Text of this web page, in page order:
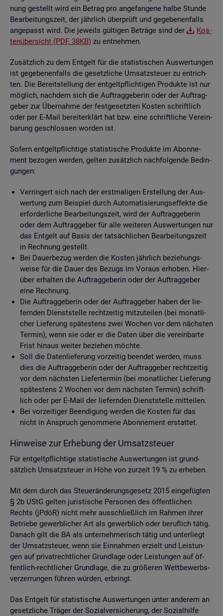
nung ge­stellt wird ein Be­trag pro an­ge­fan­ge­ne halbe Stun­de
Be­ar­bei­tungs­zeit, der jähr­lich über­prüft und ge­ge­be­nen­falls
an­ge­passt wird. Die je­weils gül­ti­gen Be­trä­ge sind der
Kos­
ten­über­sicht (PDF, 38KB) zu ent­neh­men.
Zu­sätz­lich zu dem Ent­gelt für die sta­tis­ti­schen Aus­wer­tun­gen
ist ge­ge­be­nen­falls die ge­setz­li­che Um­satz­steu­er zu ent­rich­
ten. Die Be­reit­stel­lung der ent­gelt­pflich­ti­gen Pro­duk­te ist nur
mög­lich, nach­dem sich die Auf­trag­ge­be­rin oder der Auf­trag­
ge­ber zur Über­nah­me der fest­ge­setz­ten Kos­ten schrift­lich
oder per E-Mail be­reit­er­klärt hat bzw. eine schrift­li­che Ver­ein­
ba­rung ge­schlos­sen wor­den ist.
So­fern ent­gelt­pflich­ti­ge sta­tis­ti­sche Pro­duk­te im Abon­ne­
ment be­zo­gen wer­den, gel­ten zu­sätz­lich nach­fol­gen­de Be­din­
gun­gen:
Ver­rin­gert sich nach der erst­ma­li­gen Er­stel­lung der Aus­
wer­tung zum Bei­spiel durch Au­to­ma­ti­sie­rungs­ef­fek­te die
er­for­der­li­che Be­ar­bei­tungs­zeit, wird der Auf­trag­ge­be­rin
oder dem Auf­trag­ge­ber für alle wei­te­ren Aus­wer­tun­gen nur
das Ent­gelt auf Basis der tat­säch­li­chen Be­ar­bei­tungs­zeit
in Rech­nung ge­stellt.
Bei Dau­er­be­zug wer­den die Kos­ten jähr­lich be­zie­hungs­
wei­se für die Dauer des Be­zugs im Vor­aus er­ho­ben. Hier­
über er­hal­ten die Auf­trag­ge­be­rin oder der Auf­trag­ge­ber
eine Rech­nung.
Die Auf­trag­ge­be­rin oder der Auf­trag­ge­ber haben der lie­
fern­den Dienst­stel­le recht­zei­tig mit­zu­tei­len (bei mo­nat­li­
cher Lie­fe­rung spä­tes­tens zwei Wo­chen vor dem nächs­ten
Ter­min), wenn sie oder er die Daten über die ver­ein­bar­te
Frist hin­aus wei­ter be­zie­hen möch­te.
Soll die Da­ten­lie­fe­rung vor­zei­tig be­en­det wer­den, muss
dies die Auf­trag­ge­be­rin oder der Auf­trag­ge­ber recht­zei­tig
vor dem nächs­ten Lie­fer­ter­min (bei mo­nat­li­cher Lie­fe­rung
spä­tes­tens 2 Wo­chen vor dem nächs­ten Ter­min) schrift­
lich oder per E-Mail der lie­fern­den Dienst­stel­le mit­tei­len.
Bei vor­zei­ti­ger Be­en­di­gung wer­den die Kos­ten für das
nicht in An­spruch ge­nom­me­ne Abon­ne­ment er­stat­tet.
Hin­wei­se zur Er­he­bung der Um­satz­steu­er
Für ent­gelt­pflich­ti­ge sta­tis­ti­sche Aus­wer­tun­gen ist grund­
sätz­lich Um­satz­steu­er in Höhe von zur­zeit 19 % zu er­he­ben.
Mit dem durch das Steu­er­än­de­rungs­ge­setz 2015 ein­ge­füg­ten
§ 2b UStG gel­ten ju­ris­ti­sche Per­so­nen des öf­fent­li­chen
Rechts (jPdöR) nicht mehr aus­schlie­ß­lich im Rah­men ihrer
Be­trie­be ge­werb­li­cher Art als ge­werb­lich oder be­ruf­lich tätig.
Da­nach gilt die BA als un­ter­neh­me­risch tätig und un­ter­liegt
der Um­satz­steu­er, wenn sie Ein­nah­men er­zielt und Leis­tun­
gen auf pri­vat­recht­li­cher Grund­la­ge oder Leis­tun­gen auf öf­
fent­lich-recht­li­cher Grund­la­ge, die zu grö­ße­ren Wett­be­werbs­
ver­zer­run­gen füh­ren wür­den, er­bringt.
Das Ent­gelt für sta­tis­ti­sche Aus­wer­tun­gen unter an­de­rem an
ge­setz­li­che Trä­ger der So­zi­al­ver­si­che­rung, der So­zi­al­hil­fe